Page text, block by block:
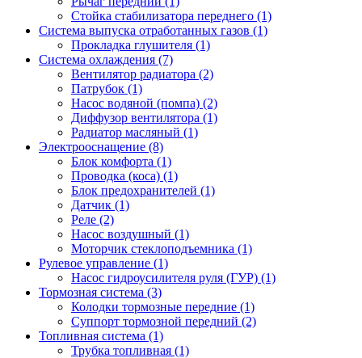
Стойка стабилизатора переднего (1)
Система выпуска отработанных газов (1)
Прокладка глушителя (1)
Система охлаждения (7)
Вентилятор радиатора (2)
Патрубок (1)
Насос водяной (помпа) (2)
Диффузор вентилятора (1)
Радиатор масляный (1)
Электрооснащение (8)
Блок комфорта (1)
Проводка (коса) (1)
Блок предохранителей (1)
Датчик (1)
Реле (2)
Насос воздушный (1)
Моторчик стеклоподъемника (1)
Рулевое управление (1)
Насос гидроусилителя руля (ГУР) (1)
Тормозная система (3)
Колодки тормозные передние (1)
Суппорт тормозной передний (2)
Топливная система (1)
Трубка топливная (1)